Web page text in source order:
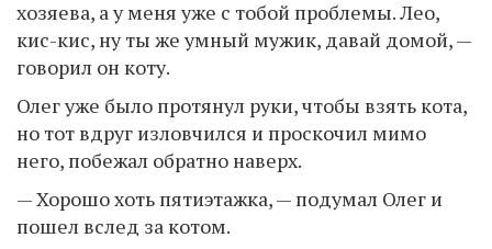
хозяева, а у меня уже с тобой проблемы. Лео,
кис-кис, ну ты же умный мужик, давай домой, —
говорил он коту.
Олег уже было протянул руки, чтобы взять кота,
но тот вдруг изловчился и проскочил мимо
него, побежал обратно наверх.
— Хорошо хоть пятиэтажка, — подумал Олег и
пошел вслед за котом.